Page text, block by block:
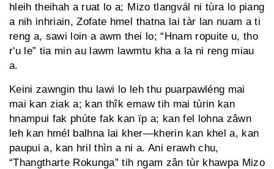
hleih theihah a ruat lo a; Mizo tlangvál ni tùra lo piang
a nih inhriain, Zofate hmel thatna lai tàr lan nuam a ti
reng a, sawi loin a awm thei lo; “Hnam ropuite u, tho
r'u le” tia min au lawm lawmtu kha a la ni reng miau
a.
Keini zawngin thu lawi lo leh thu puarpawléng mai
mai kan ziak a; kan thîk emaw tih mai tùrin kan
hnampui fak phúte fak kan ïp a; kan fel lohna zâwn
leh kan hmél balhna lai kher—kherin kan khel a, kan
paupui a, kan hril thìn a ni a. Ani erawh chu,
“Thangtharte Rokunga” tih ngam zân tùr khawpa Mizo